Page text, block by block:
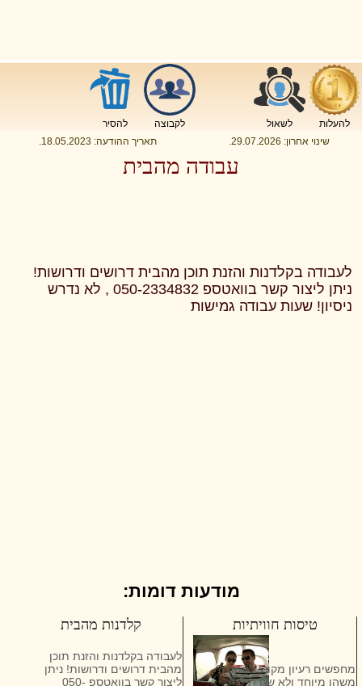
להעלות לשאול לקבוצה
להסיר
שינוי אחרון: 29.07.2026
. תאריך ההודעה: 18.05.2023
.
עבודה מהבית
לעבודה בקלדנות והזנת תוכן מהבית דרושים ודרושות!
ניתן ליצור קשר בוואטספ 050-2334832 , לא נדרש
ניסיון! שעות עבודה גמישות
מודעות דומות:
טיסות חוויתיות
מחפשים רעיון מקורי למתנה?
משהו מיוחד ולא שגרתי?
קלדנות מהבית
לעבודה בקלדנות והזנת תוכן
מהבית דרושים ודרושות! ניתן
ליצור קשר בוואטספ 050-